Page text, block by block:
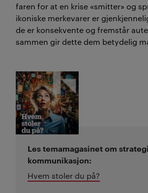
faren for at en krise «smitter» og
ikoniske merkevarer er
de er konsekvente og fremstår
sammen gir dette dem betydelig
Les temamagasinet om
kommunikasjon:
Hvem stoler du på?